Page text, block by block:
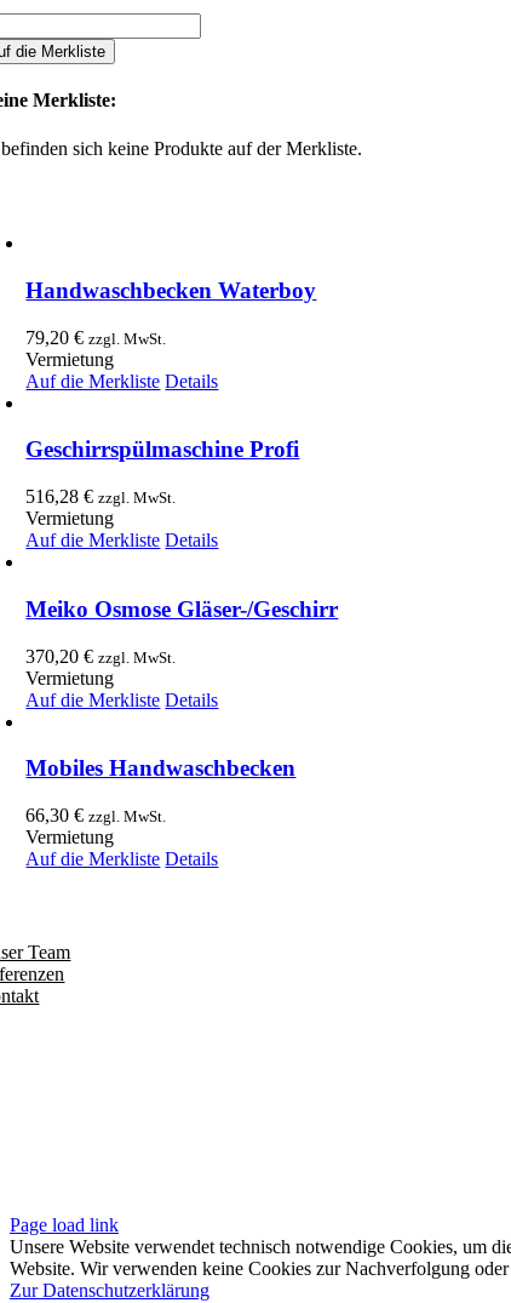
Geschirrspüler
die Merkliste
Merkliste:
sich keine Produkte auf der Merkliste.
Handwaschbecken Waterboy
79,20€ zzgl. MwSt.
Vermietung
Auf die Merkliste Details
Geschirrspülmaschine Profi
516,28€ zzgl. MwSt.
Vermietung
Auf die Merkliste Details
Meiko Osmose Gläser-/Geschirr
370,20€ zzgl. MwSt.
Vermietung
Auf die Merkliste Details
Mobiles Handwaschbecken
66,30€ zzgl. MwSt.
Vermietung
Auf die Merkliste Details
Team
Page load link
Unsere Website verwendet technisch notwendige Cookies, um
Website. Wir verwenden keine Cookies zur Nachverfolgung
Zur Datenschutzerklärung